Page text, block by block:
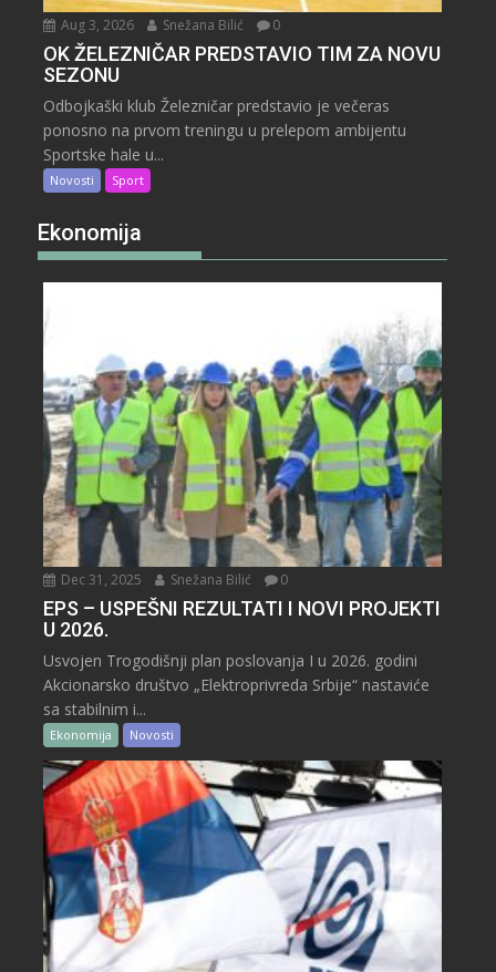
Aug 3, 2026 Snežana Bilić 0
OK ŽELEZNIČAR PREDSTAVIO TIM ZA NOVU
SEZONU
Odbojkaški klub Železničar predstavio je večeras
ponosno na prvom treningu u prelepom ambijentu
Sportske hale u...
Novosti Sport
Ekonomija
Dec 31, 2025 Snežana Bilić 0
EPS – USPEŠNI REZULTATI I NOVI PROJEKTI
U 2026.
Usvojen Trogodišnji plan poslovanja I u 2026. godini
Akcionarsko društvo „Elektroprivreda Srbije“ nastaviće
sa stabilnim i...
Ekonomija Novosti